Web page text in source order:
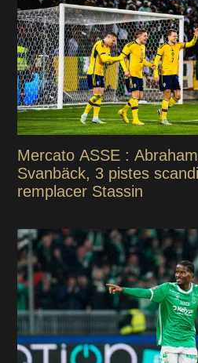
Mercato ASSE :
Svanbäck, 3 pistes
remplacer Stassin